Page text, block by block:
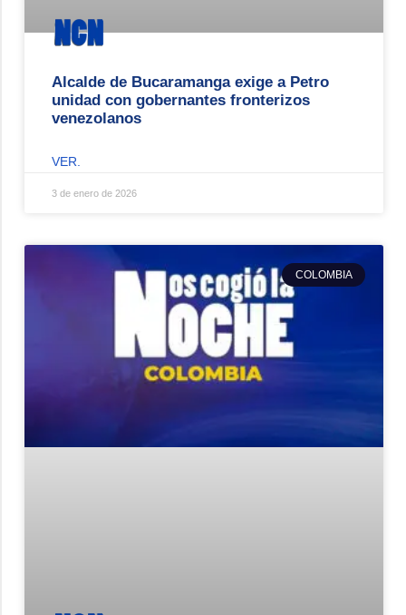
Alcalde de Bucaramanga exige a Petro
unidad con gobernantes fronterizos
venezolanos
VER.
3 de enero de 2026
COLOMBIA